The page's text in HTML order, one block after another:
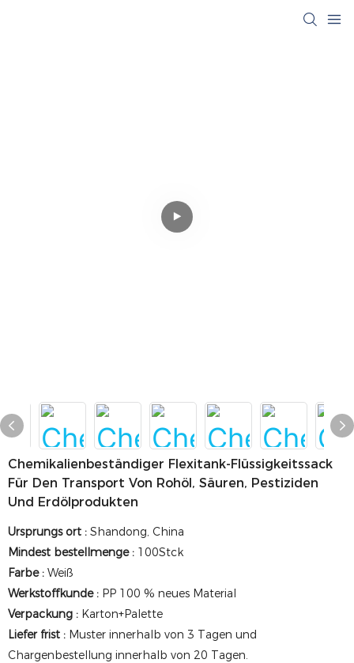
Chemikalienbeständiger Flexitank-Flüssigkeitssack
Für Den Transport Von Rohöl, Säuren, Pestiziden
Und Erdölprodukten
Ursprungs ort : Shandong, China
Mindest bestellmenge : 100Stck
Farbe : Weiß
Werkstoffkunde : PP 100 % neues Material
Verpackung : Karton+Palette
Liefer frist : Muster innerhalb von 3 Tagen und
Chargenbestellung innerhalb von 20 Tagen.